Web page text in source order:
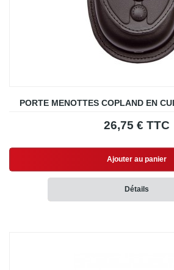
PORTE MENOTTES COPLAND EN
26,75 € TTC
Ajouter au panier
Détails